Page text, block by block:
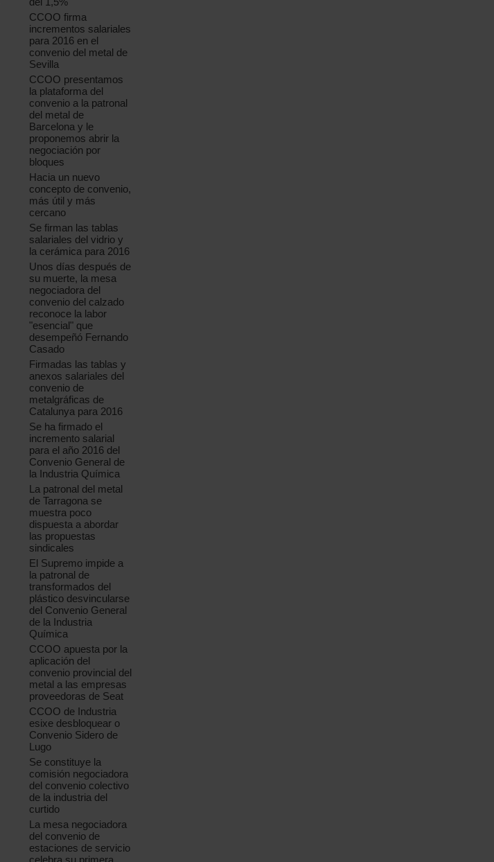
CCOO firma
incrementos salariales
para 2016 en el
convenio del metal de
Sevilla
CCOO presentamos
la plataforma del
convenio a la patronal
del metal de
Barcelona y le
proponemos abrir la
negociación por
bloques
Hacia un nuevo
concepto de convenio,
más útil y más
cercano
Se firman las tablas
salariales del vidrio y
la cerámica para 2016
Unos días después de
su muerte, la mesa
negociadora del
convenio del calzado
reconoce la labor
"esencial" que
desempeñó Fernando
Casado
Firmadas las tablas y
anexos salariales del
convenio de
metalgráficas de
Catalunya para 2016
Se ha firmado el
incremento salarial
para el año 2016 del
Convenio General de
la Industria Química
La patronal del metal
de Tarragona se
muestra poco
dispuesta a abordar
las propuestas
sindicales
El Supremo impide a
la patronal de
transformados del
plástico desvincularse
del Convenio General
de la Industria
Química
CCOO apuesta por la
aplicación del
convenio provincial del
metal a las empresas
proveedoras de Seat
CCOO de Industria
esixe desbloquear o
Convenio Sidero de
Lugo
Se constituye la
comisión negociadora
del convenio colectivo
de la industria del
curtido
La mesa negociadora
del convenio de
estaciones de servicio